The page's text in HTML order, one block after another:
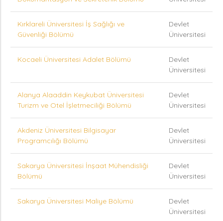
Kırklareli Üniversitesi İş Sağlığı ve
Güvenliği Bölümü
Devlet
Üniversitesi
Kocaeli Üniversitesi Adalet Bölümü
Devlet
Üniversitesi
Alanya Alaaddin Keykubat Üniversitesi
Turizm ve Otel İşletmeciliği Bölümü
Devlet
Üniversitesi
Akdeniz Üniversitesi Bilgisayar
Programcılığı Bölümü
Devlet
Üniversitesi
Sakarya Üniversitesi İnşaat Mühendisliği
Bölümü
Devlet
Üniversitesi
Sakarya Üniversitesi Maliye Bölümü
Devlet
Üniversitesi